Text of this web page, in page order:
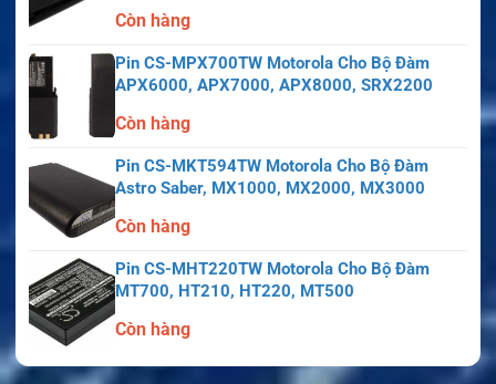
Còn hàng
Pin CS-MPX700TW Motorola Cho Bộ Đàm
APX6000, APX7000, APX8000, SRX2200
Còn hàng
Pin CS-MKT594TW Motorola Cho Bộ Đàm
Astro Saber, MX1000, MX2000, MX3000
Còn hàng
Pin CS-MHT220TW Motorola Cho Bộ Đàm
MT700, HT210, HT220, MT500
Còn hàng